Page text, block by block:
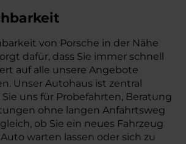
von Porsche in der Nähe
dafür, dass Sie immer schnell
auf alle unsere Angebote
Unser Autohaus ist zentral
Sie uns für Probefahrten, Beratung
ohne langen Anfahrtsweg
ob Sie ein neues Fahrzeug
warten lassen oder sich zu